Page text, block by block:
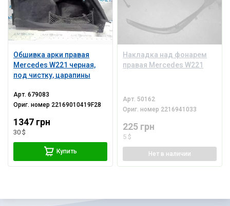
Обшивка арки правая
Mercedes W221 черная,
под чистку, царапины
Арт.679083
Ориг. номер 22169010419F28
1347 грн
30 $
Купить
Накладка над фонарем
правая Mercedes W221
Арт. 50162
Ориг. номер 2216941033
225 грн
5 $
Нет в наличии